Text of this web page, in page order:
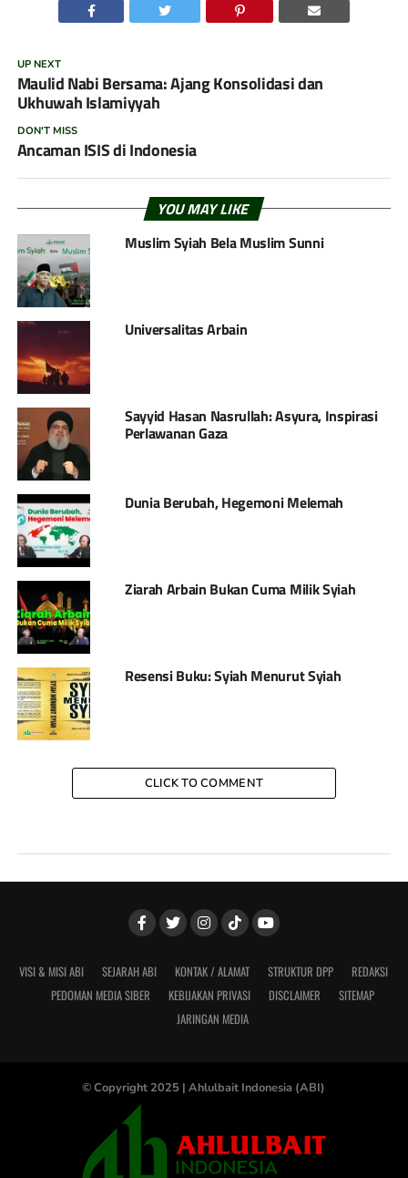
UP NEXT
Maulid Nabi Bersama: Ajang Konsolidasi dan
Ukhuwah Islamiyyah
DON'T MISS
Ancaman ISIS di Indonesia
YOU MAY LIKE
Muslim Syiah Bela Muslim Sunni
Universalitas Arbain
Sayyid Hasan Nasrullah: Asyura, Inspirasi
Perlawanan Gaza
Dunia Berubah, Hegemoni Melemah
Ziarah Arbain Bukan Cuma Milik Syiah
Resensi Buku: Syiah Menurut Syiah
CLICK TO COMMENT
VISI & MISI ABI SEJARAH ABI KONTAK / ALAMAT STRUKTUR DPP
REDAKSI
PEDOMAN MEDIA SIBER
KEBIJAKAN PRIVASI DISCLAIMER
SITEMAP
JARINGAN MEDIA
© Copyright 2025 | Ahlulbait Indonesia (ABI)